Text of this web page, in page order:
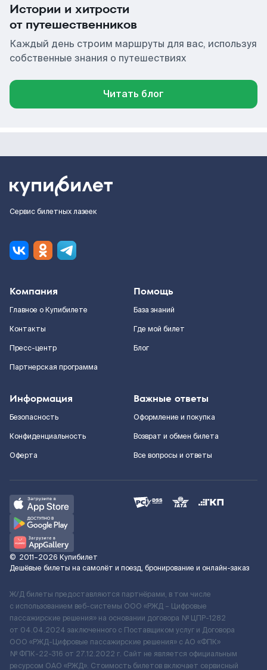
Истории и хитрости
от путешественников
Каждый день строим маршруты для вас, используя
собственные знания о путешествиях
Читать блог
Сервис билетных лазеек
Компания
Главное о Купибилете
Контакты
Пресс-центр
Партнерская программа
Помощь
База знаний
Где мой билет
Блог
Информация
Безопасность
Конфиденциальность
Оферта
Важные ответы
Оформление и покупка
Возврат и обмен билета
Все вопросы и ответы
© 2011–2026 Купибилет
Дешёвые билеты на самолёт и поезд, бронирование и онлайн-заказ
Ж/Д билеты предоставляются партнёрами, в том числе
с использованием веб-системы ООО «РЖД – Цифровые
пассажирские решения» на основании договора № ЦПР-1282
от 04.04.2024 заключенного с Поставщиком услуг и Договора
ООО «РЖД-Цифровые пассажирские решения» c АО «ФПК»
№ ФПК-22-316 от 27.12.2022 г. Сайт не является официальным
ресурсом ОАО «РЖД». Стоимость билетов включает сервисный